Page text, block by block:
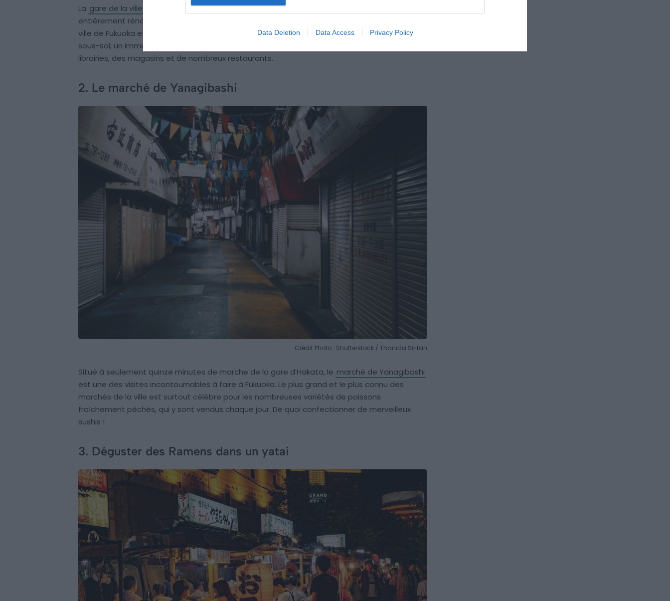
Data Deletion Data Access Privacy Policy
La gare de la ville
a conservé l’ancien nom de la ville d’Hakata. Datant de 1889, elle a été
entièrement rénovée en 2011. Sur le toit, vous pourrez profiter d’une vue panoramique sur la
ville de Fukuoka et ses environs, et vous promener dans un petit parc tout en hauteur. En
sous-sol, un immense complexe commercial propose des boutiques de souvenirs, des
librairies, des magasins et de nombreux restaurants.
2. Le marché de Yanagibashi
Crédit Photo : Shutterstock / Thanida Siritan
Situé à seulement quinze minutes de marche de la gare d’Hakata, le marché de Yanagibashi
est une des visites incontournables à faire à Fukuoka. Le plus grand et le plus connu des
marchés de la ville est surtout célèbre pour les nombreuses variétés de poissons
fraîchement pêchés, qui y sont vendus chaque jour. De quoi confectionner de merveilleux
sushis !
3. Déguster des Ramens dans un yatai